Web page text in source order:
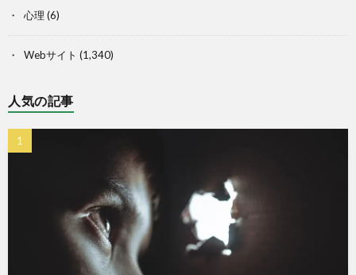
心理 (6)
Webサイト (1,340)
人気の記事